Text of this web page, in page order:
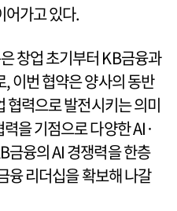
어가고 있다.
창업 초기부터 KB금융과
이번 협약은 양사의 동반
협력으로 발전시키는 의미
을 기점으로 다양한 AI·
금융의 AI 경쟁력을 한층
융 리더십을 확보해 나갈